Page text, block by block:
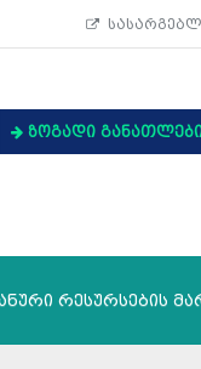
ზოგადი
რესურსების